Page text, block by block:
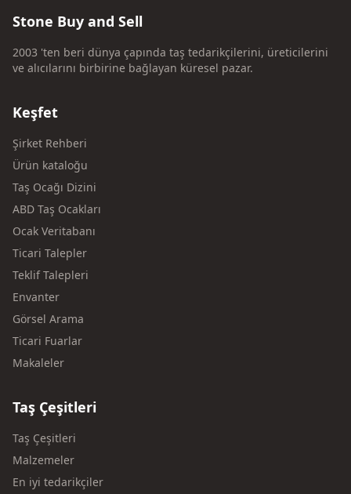
Stone Buy and Sell
2003 'ten beri dünya çapında taş tedarikçilerini, üreticilerini
ve alıcılarını birbirine bağlayan küresel pazar.
Keşfet
Şirket Rehberi
Ürün kataloğu
Taş Ocağı Dizini
ABD Taş Ocakları
Ocak Veritabanı
Ticari Talepler
Teklif Talepleri
Envanter
Görsel Arama
Ticari Fuarlar
Makaleler
Taş Çeşitleri
Taş Çeşitleri
Malzemeler
En iyi tedarikçiler